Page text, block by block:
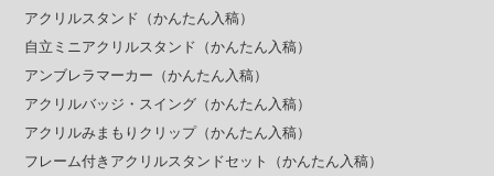
アクリルスタンド（かんたん入稿）
自立ミニアクリルスタンド（かんたん入稿）
アンブレラマーカー（かんたん入稿）
アクリルバッジ・スイング（かんたん入稿）
アクリルみまもりクリップ（かんたん入稿）
フレーム付きアクリルスタンドセット（かんたん入稿）